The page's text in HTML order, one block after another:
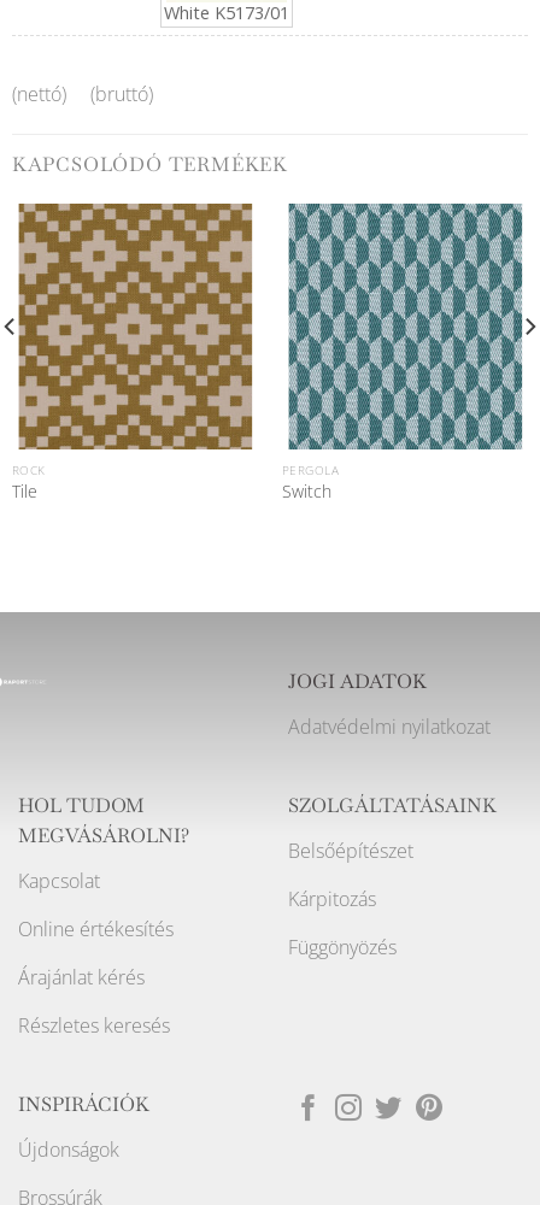
White K5173/01
(nettó) (bruttó)
KAPCSOLÓDÓ TERMÉKEK
ROCK
Tile
PERGOLA
Switch
JOGI ADATOK
Adatvédelmi nyilatkozat
HOL TUDOM
MEGVÁSÁROLNI?
Kapcsolat
Online értékesítés
Árajánlat kérés
Részletes keresés
SZOLGÁLTATÁSAINK
Belsőépítészet
Kárpitozás
Függönyözés
INSPIRÁCIÓK
Újdonságok
Brossúrák